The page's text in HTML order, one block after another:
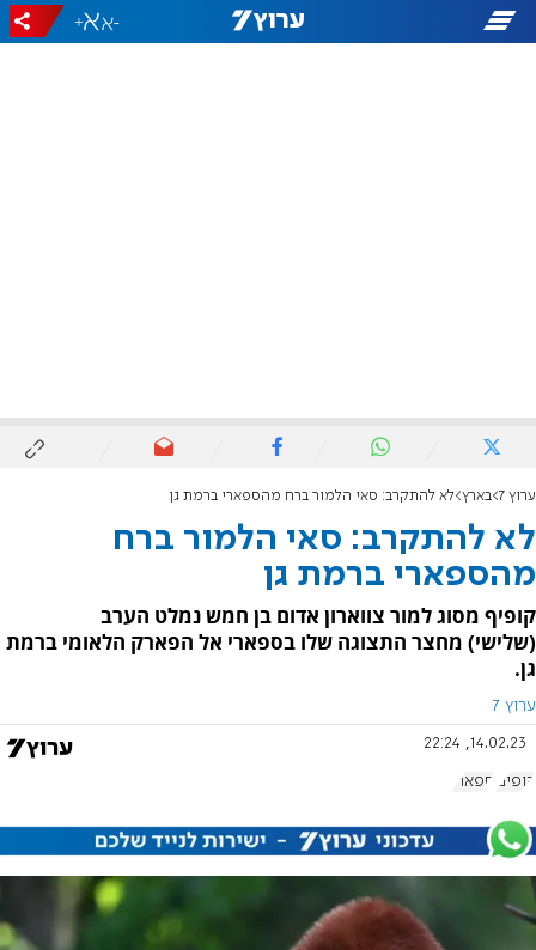
-
+
ערוץ 7 בארץ לא להתקרב: סאי הלמור ברח מהספארי ברמת גן
לא להתקרב: סאי הלמור ברח
מהספארי ברמת גן
קופיף מסוג למור צווארון אדום בן חמש נמלט הערב
(שלישי) מחצר התצוגה שלו בספארי אל הפארק הלאומי ברמת
גן.
ערוץ 7
14.02.23, 22:24
קופים ספארי